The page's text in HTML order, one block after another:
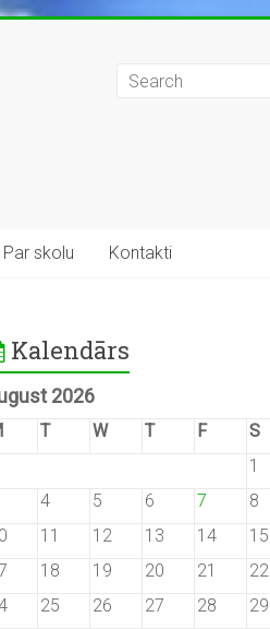
Par skolu Kontakti
Kalendārs
2026
T W T F S
1
4 5 6 7 8
11 12 13 14 15
18 19 20 21 22
25 26 27 28 29